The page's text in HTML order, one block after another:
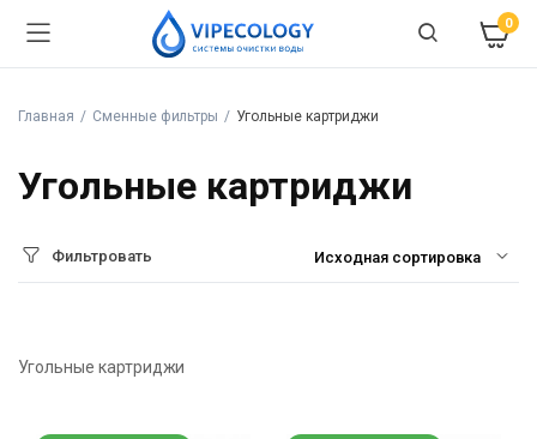
0
Главная Сменные фильтры Угольные картриджи
Угольные картриджи
Фильтровать
Угольные картриджи